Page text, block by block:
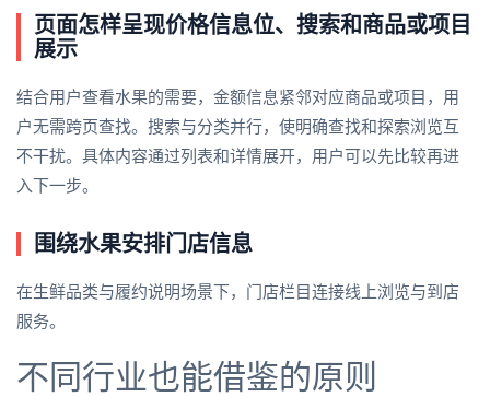
页面怎样呈现价格信息位、搜索和商品或项目
展示
结合用户查看水果的需要，金额信息紧邻对应商品或项目，用
户无需跨页查找。搜索与分类并行，使明确查找和探索浏览互
不干扰。具体内容通过列表和详情展开，用户可以先比较再进
入下一步。
围绕水果安排门店信息
在生鲜品类与履约说明场景下，门店栏目连接线上浏览与到店
服务。
不同行业也能借鉴的原则